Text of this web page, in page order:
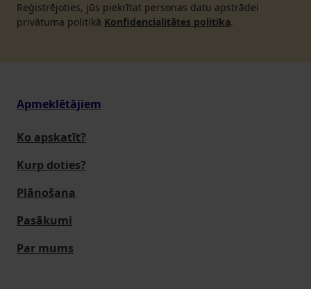
Reģistrējoties, jūs piekrītat personas datu apstrādei
privātuma politikā Konfidencialitātes politika.
Apmeklētājiem
Ko apskatīt?
Kurp doties?
Plānošana
Pasākumi
Par mums